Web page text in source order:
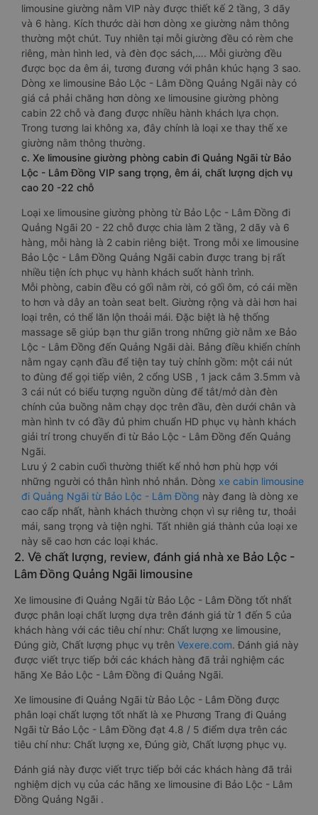
limousine giường nằm VIP này được thiết kế 2 tầng, 3 dãy
và 6 hàng. Kích thước dài hơn dòng xe giường nằm thông
thường một chút. Tuy nhiên tại mỗi giường đều có rèm che
riêng, màn hình led, và đèn đọc sách,…. Mỗi giường đều
được bọc da êm ái, tương đương với phân khúc hạng 3 sao.
Dòng xe limousine Bảo Lộc - Lâm Đồng Quảng Ngãi này có
giá cả phải chăng hơn dòng xe limousine giường phòng
cabin 22 chỗ và đang được nhiều hành khách lựa chọn.
Trong tương lai không xa, đây chính là loại xe thay thế xe
giường nằm thông thường.
c. Xe limousine giường phòng cabin đi Quảng Ngãi từ Bảo
Lộc - Lâm Đồng VIP sang trọng, êm ái, chất lượng dịch vụ
cao 20 -22 chỗ
Loại xe limousine giường phòng từ Bảo Lộc - Lâm Đồng đi
Quảng Ngãi 20 - 22 chỗ được chia làm 2 tầng, 2 dãy và 6
hàng, mỗi hàng là 2 cabin riêng biệt. Trong mỗi xe limousine
Bảo Lộc - Lâm Đồng Quảng Ngãi cabin được trang bị rất
nhiều tiện ích phục vụ hành khách suốt hành trình.
Mỗi phòng, cabin đều có gối nằm rời, có gối ôm, có cái mền
to hơn và dây an toàn seat belt. Giường rộng và dài hơn hai
loại trên, có thể lăn lộn thoải mái. Đặc biệt là hệ thống
massage sẽ giúp bạn thư giãn trong những giờ nằm xe Bảo
Lộc - Lâm Đồng đến Quảng Ngãi dài. Bảng điều khiển chính
nằm ngay cạnh đầu để tiện tay tuỳ chỉnh gồm: một cái nút
to đùng để gọi tiếp viên, 2 cổng USB , 1 jack cắm 3.5mm và
3 cái nút có biểu tượng nguồn dùng để tắt/mở dàn đèn
chính của buồng nằm chạy dọc trên đầu, đèn dưới chân và
màn hình tv có đầy đủ phim chuẩn HD phục vụ hành khách
giải trí trong chuyến đi từ Bảo Lộc - Lâm Đồng đến Quảng
Ngãi.
Lưu ý 2 cabin cuối thường thiết kế nhỏ hơn phù hợp với
những người có thân hình nhỏ nhắn. Dòng xe cabin limousine
đi Quảng Ngãi từ Bảo Lộc - Lâm Đồng này đang là dòng xe
cao cấp nhất, hành khách thường chọn vì sự riêng tư, thoải
mái, sang trọng và tiện nghi. Tất nhiên giá thành của loại xe
này sẽ cao hơn các loại khác.
2. Về chất lượng, review, đánh giá nhà xe Bảo Lộc -
Lâm Đồng Quảng Ngãi limousine
Xe limousine đi Quảng Ngãi từ Bảo Lộc - Lâm Đồng tốt nhất
được phân loại chất lượng dựa trên đánh giá từ 1 đến 5 của
khách hàng với các tiêu chí như: Chất lượng xe limousine,
Đúng giờ, Chất lượng phục vụ trên Vexere.com. Đánh giá này
được viết trực tiếp bởi các khách hàng đã trải nghiệm các
hãng Xe Bảo Lộc - Lâm Đồng đi Quảng Ngãi.
Xe limousine đi Quảng Ngãi từ Bảo Lộc - Lâm Đồng được
phân loại chất lượng tốt nhất là xe Phương Trang đi Quảng
Ngãi từ Bảo Lộc - Lâm Đồng đạt 4.8 / 5 điểm dựa trên các
tiêu chí như: Chất lượng xe, Đúng giờ, Chất lượng phục vụ.
Đánh giá này được viết trực tiếp bởi các khách hàng đã trải
nghiệm dịch vụ của các hãng xe limousine đi Bảo Lộc - Lâm
Đồng Quảng Ngãi .